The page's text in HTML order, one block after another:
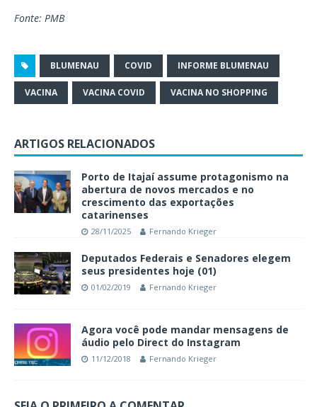
Fonte: PMB
BLUMENAU COVID INFORME BLUMENAU
VACINA VACINA COVID VACINA NO SHOPPING
ARTIGOS RELACIONADOS
Porto de Itajaí assume protagonismo na
abertura de novos mercados e no
crescimento das exportações
catarinenses
28/11/2025 Fernando Krieger
Deputados Federais e Senadores elegem
seus presidentes hoje (01)
01/02/2019 Fernando Krieger
Agora você pode mandar mensagens de
áudio pelo Direct do Instagram
11/12/2018 Fernando Krieger